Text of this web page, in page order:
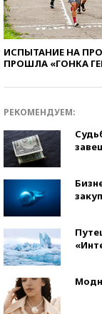
ИСПЫТАНИЕ НА
ПРОШЛА «ГОНКА
РЕКОМЕНДУЕМ: